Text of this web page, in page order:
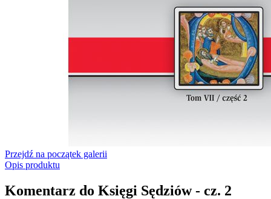
Przejdź na początek galerii
Opis produktu
Komentarz do Księgi Sędziów - cz. 2